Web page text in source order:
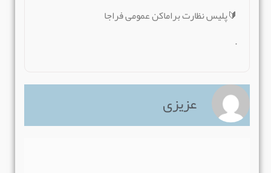
🔰پلیس نظارت براماکن عمومی فراجا
عزیزی